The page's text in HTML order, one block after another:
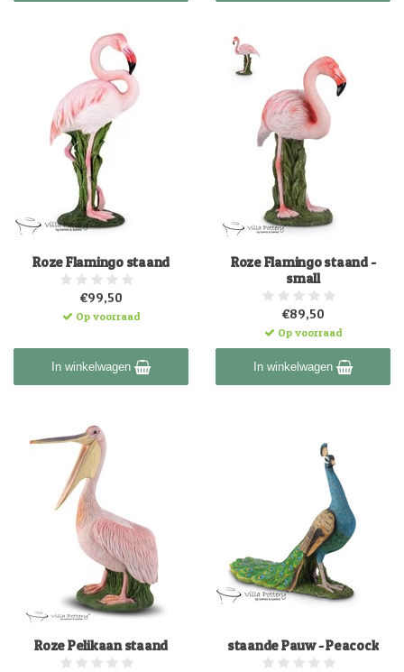
Roze Flamingo staand
€99,50
Op voorraad
In winkelwagen
Roze Flamingo staand -
small
€89,50
Op voorraad
In winkelwagen
Roze Pelikaan staand staande Pauw - Peacock